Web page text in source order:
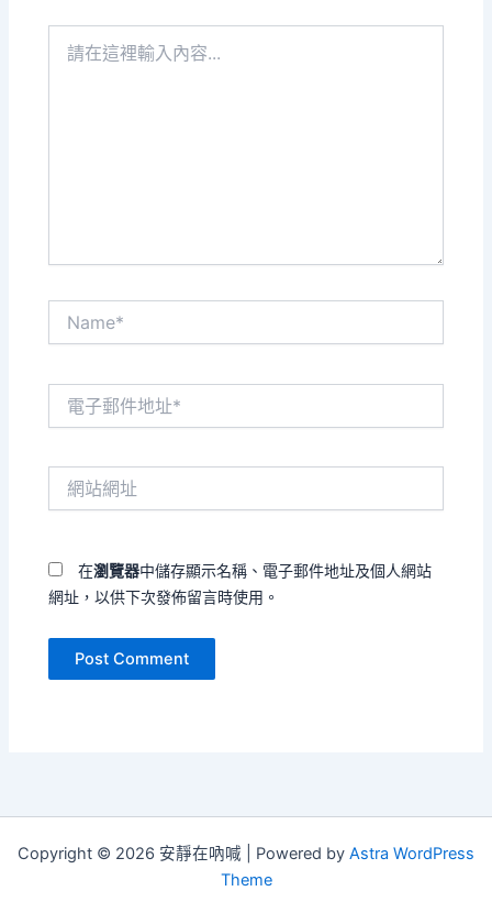
在瀏覽器中儲存顯示名稱、電子郵件地址及個人網站
網址，以供下次發佈留言時使用。
Copyright © 2026 安靜在吶喊 | Powered by Astra WordPress
Theme